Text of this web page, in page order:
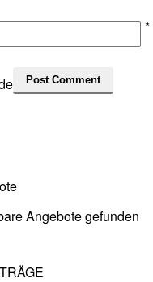
*
Angebote gefunden